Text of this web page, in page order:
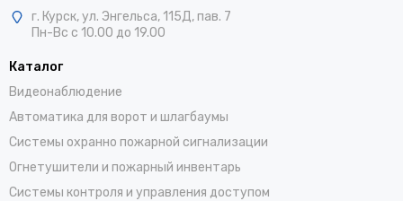
г. Курск, ул. Энгельса, 115Д, пав. 7
Пн-Вс с 10.00 до 19.00
Каталог
Видеонаблюдение
Автоматика для ворот и шлагбаумы
Системы охранно пожарной сигнализации
Огнетушители и пожарный инвентарь
Системы контроля и управления доступом